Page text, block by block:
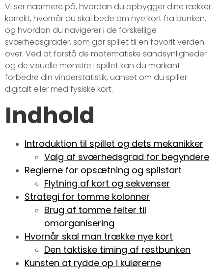
Vi ser nærmere på, hvordan du opbygger dine rækker
korrekt, hvornår du skal bede om nye kort fra bunken,
og hvordan du navigerer i de forskellige
sværhedsgrader, som gør spillet til en favorit verden
over. Ved at forstå de matematiske sandsynligheder
og de visuelle mønstre i spillet kan du markant
forbedre din vinderstatistik, uanset om du spiller
digitalt eller med fysiske kort.
Indhold
Introduktion til spillet og dets mekanikker
Valg af sværhedsgrad for begyndere
Reglerne for opsætning og spilstart
Flytning af kort og sekvenser
Strategi for tomme kolonner
Brug af tomme felter til
omorganisering
Hvornår skal man trække nye kort
Den taktiske timing af restbunken
Kunsten at rydde op i kulørerne